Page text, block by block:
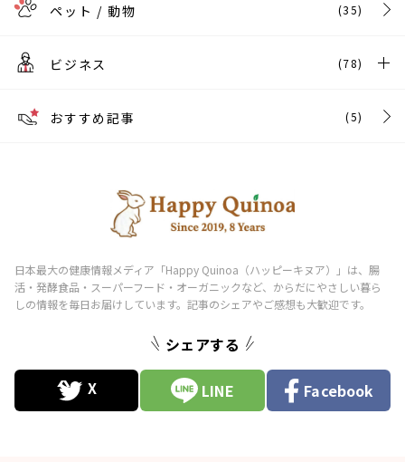
ペット / 動物 (35)
ビジネス (78)
おすすめ記事 (5)
シェアする
LINE Facebook